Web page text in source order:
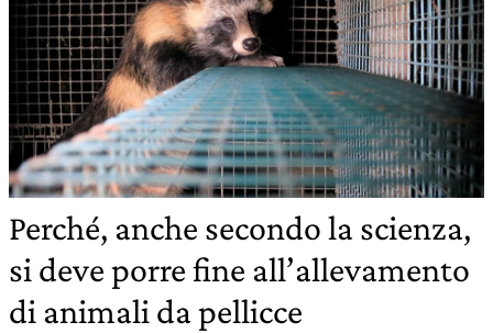
Perché, anche secondo la scienza,
si deve porre fine all’allevamento
di animali da pellicce